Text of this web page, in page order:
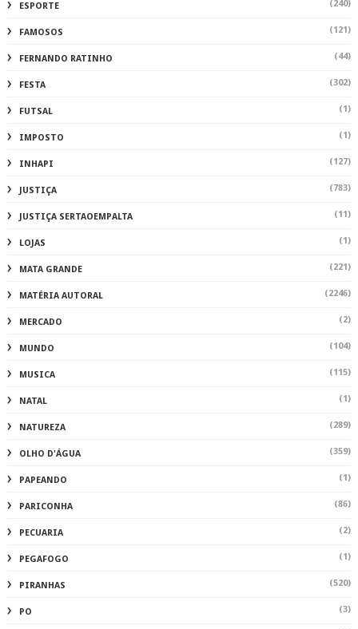
ESPORTE (240)
FAMOSOS (121)
FERNANDO RATINHO (44)
FESTA (302)
FUTSAL (1)
IMPOSTO (1)
INHAPI (127)
JUSTIÇA (783)
JUSTIÇA SERTAOEMPALTA (11)
LOJAS (1)
MATA GRANDE (221)
MATÉRIA AUTORAL (2246)
MERCADO (2)
MUNDO (104)
MUSICA (115)
NATAL (1)
NATUREZA (289)
OLHO D'ÁGUA (359)
PAPEANDO (1)
PARICONHA (86)
PECUARIA (2)
PEGAFOGO (1)
PIRANHAS (520)
PO (3)